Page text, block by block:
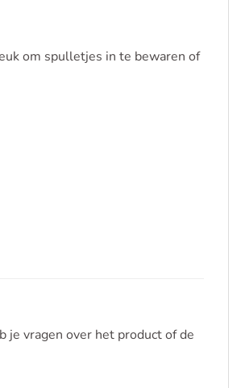
om spulletjes in te bewaren of
je vragen over het product of de